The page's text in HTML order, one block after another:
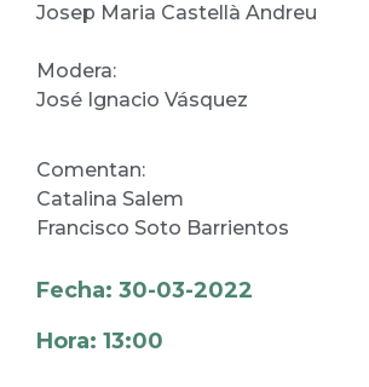
Josep Maria Castellà Andreu
Modera:
José Ignacio Vásquez
Comentan:
Catalina Salem
Francisco Soto Barrientos
Fecha: 30-03-2022
Hora: 13:00